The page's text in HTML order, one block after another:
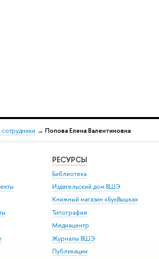
→ Попова Елена Валентиновна
РЕСУРСЫ
Библиотека
Издательский дом ВШЭ
Книжный магазин «БукВышка»
Типография
Медиацентр
Журналы ВШЭ
Публикации